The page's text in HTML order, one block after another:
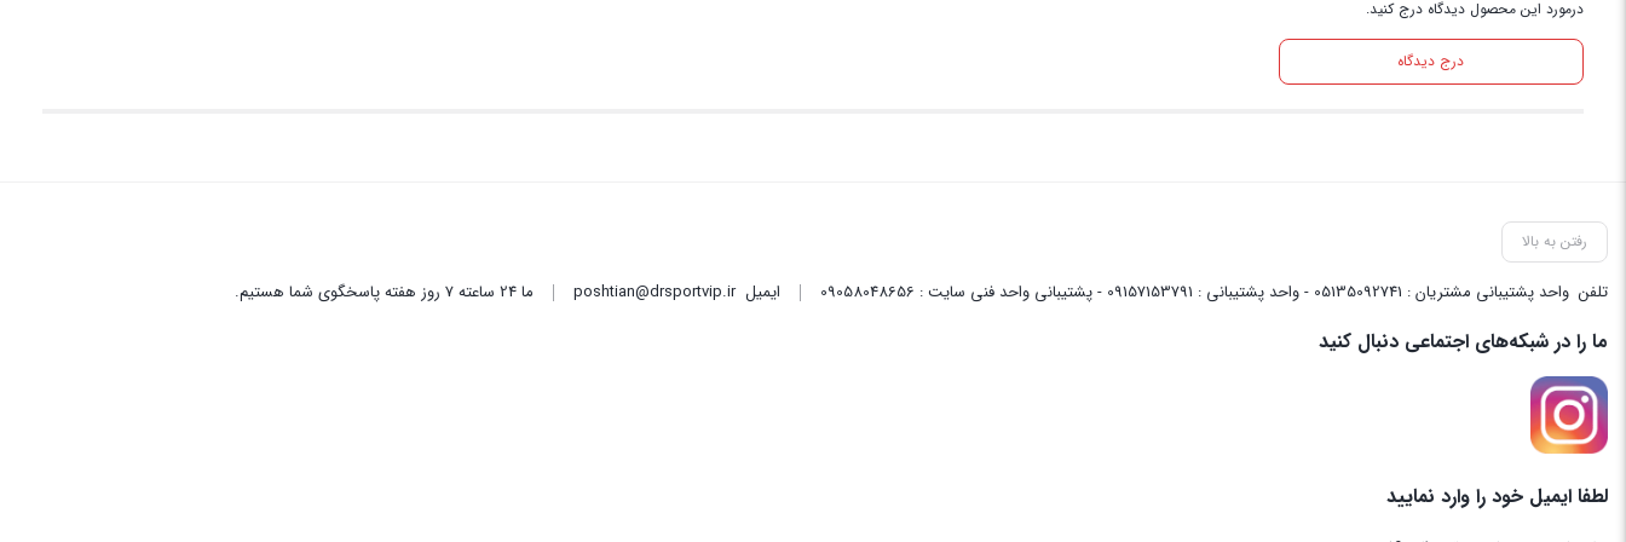
درمورد این محصول دیدگاه درج کنید.
درج دیدگاه
رفتن به بالا
تلفن واحد پشتیبانی مشتریان : 05135092741 - واحد پشتیبانی : 09157153791 - پشتیبانی واحد فنی سایت : 09058048656 ایمیلposhtian@drsportvip.ir ما 24 ساعته 7 روز هفته پاسخگوی شما هستیم.
ما را در شبکه‌های اجتماعی دنبال کنید
لطفا ایمیل خود را وارد نمایید